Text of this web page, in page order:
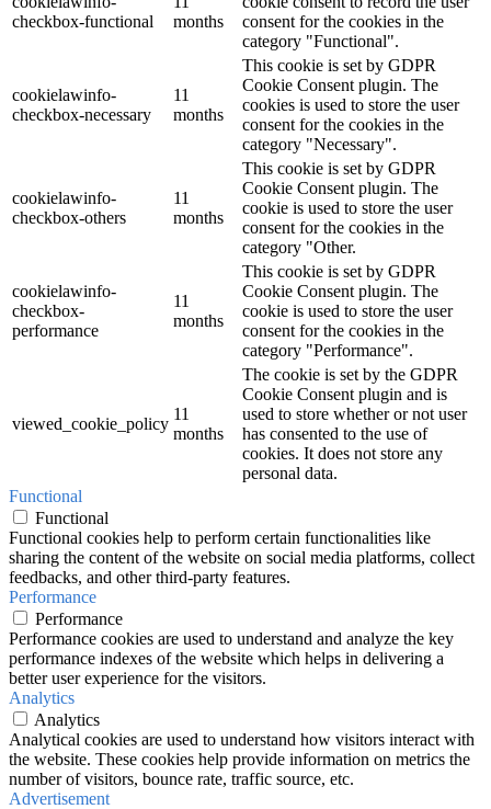
checkbox-functional
months
consent for the cookies in the
category "Functional".
cookielawinfo-
checkbox-necessary
11
months
This cookie is set by GDPR
Cookie Consent plugin. The
cookies is used to store the user
consent for the cookies in the
category "Necessary".
cookielawinfo-
checkbox-others
11
months
This cookie is set by GDPR
Cookie Consent plugin. The
cookie is used to store the user
consent for the cookies in the
category "Other.
cookielawinfo-
checkbox-
performance
11
months
This cookie is set by GDPR
Cookie Consent plugin. The
cookie is used to store the user
consent for the cookies in the
category "Performance".
viewed_cookie_policy
11
months
The cookie is set by the GDPR
Cookie Consent plugin and is
used to store whether or not user
has consented to the use of
cookies. It does not store any
personal data.
Functional
Functional
Functional cookies help to perform certain functionalities like
sharing the content of the website on social media platforms, collect
feedbacks, and other third-party features.
Performance
Performance
Performance cookies are used to understand and analyze the key
performance indexes of the website which helps in delivering a
better user experience for the visitors.
Analytics
Analytics
Analytical cookies are used to understand how visitors interact with
the website. These cookies help provide information on metrics the
number of visitors, bounce rate, traffic source, etc.
Advertisement